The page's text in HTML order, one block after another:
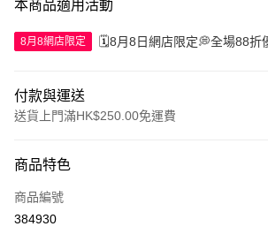
本商品適用活動
8月8網店限定 🗓️8月8日網店限定💭全場88折
付款與運送
送貨上門滿HK$250.00免運費
信用卡
Apple Pay
商品特色
商品編號
384930